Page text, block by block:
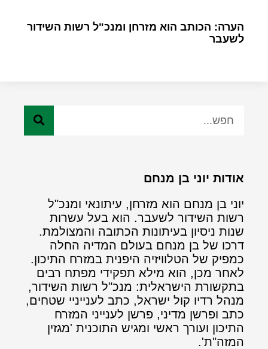
הערה: הכותב הוא מזרחן ומנכ"ל רשות השידור
לשעבר
אודות יוני בן מנחם
יוני בן מנחם הוא מזרחן, עיתונאי ומנכ"ל
רשות השידור לשעבר. הוא בעל עשרות
שנות ניסיון בעיתונות הכתובה והמצולמת.
דרכו של בן מנחם בעולם המדיה החלה
כמפיק של הטלוויזיה היפנית במזרח התיכון.
לאחר מכן, הוא מילא תפקידי מפתח רבים
בתקשורת הישראלית: מנכ"ל רשות השידור,
מנהל רדיו קול ישראל, כתב לענייניי שטחים,
כתב ופרשן מדיני, פרשן לענייני המזרח
התיכון ועורך ראשי ומגיש התוכנית 'מגזין
המזה"ת'.